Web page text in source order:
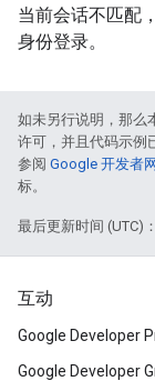
当前会话不匹配
身份登录。
如未另行说明，那么
许可，并且代码示例
参阅 Google 开发者
标。
最后更新时间 (UTC)
互动
Google Developer
Google Developer